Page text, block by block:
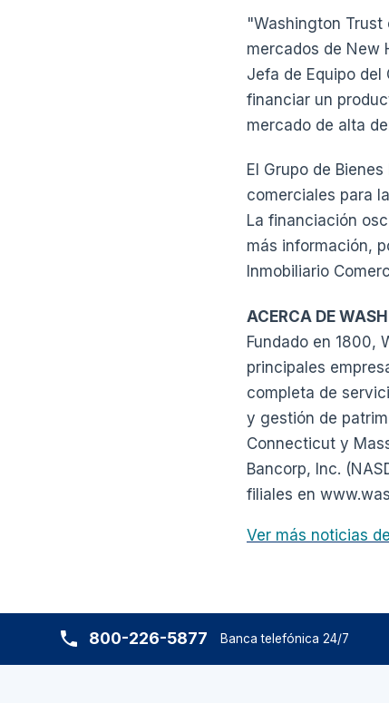
"Washington
mercados de New
Jefa de Equipo del
financiar un
mercado de alta
El Grupo de
comerciales para
La financiación
más información,
Inmobiliario
ACERCA DE
Fundado en 1800,
principales
completa de
y gestión de
Connecticut y
Bancorp, Inc.
filiales en
Ver más noticias
800-226-5877 Banca telefónica 24/7